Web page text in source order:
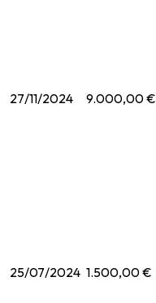
27/11/2024 9.000,00 €
25/07/2024 1.500,00 €